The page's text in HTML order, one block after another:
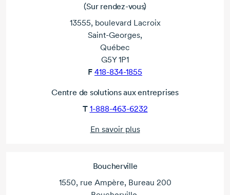
(Sur rendez-vous)
13555, boulevard Lacroix
Saint-Georges,
Québec
G5Y 1P1
F 418-834-1855
Centre de solutions aux entreprises
T 1-888-463-6232
En savoir plus
Boucherville
1550, rue Ampère, Bureau 200